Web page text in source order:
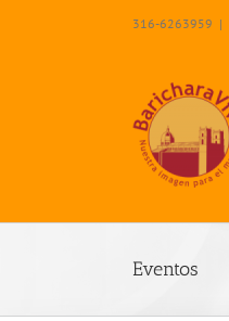
316-6263959 |
Eventos